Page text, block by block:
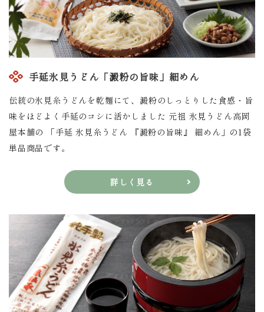
手延氷見うどん「澱粉の旨味」細めん
伝統の氷見糸うどんを乾麺にて、澱粉のしっとりした食感・旨
味をほどよく手延のコシに活かしました 元祖 氷見うどん高岡
屋本舗の 「手延 氷見糸うどん 『澱粉の旨味』 細めん」の1袋
単品商品です。
詳しく見る